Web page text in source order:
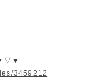
▼▽▼
3459212